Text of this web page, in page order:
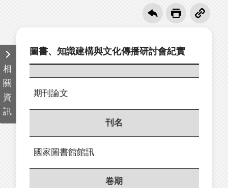
相
關
資
訊
圖書、知識建構與文化傳播研討會紀實
期刊論文
刊名
國家圖書館館訊
卷期